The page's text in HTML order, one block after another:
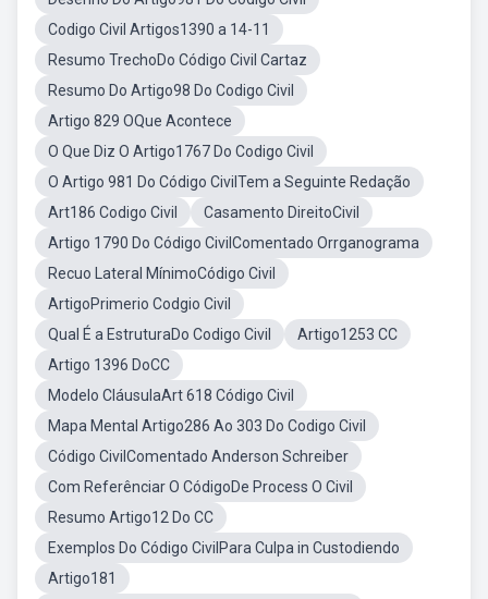
Codigo Civil Artigos1390 a 14-11
Resumo TrechoDo Código Civil Cartaz
Resumo Do Artigo98 Do Codigo Civil
Artigo 829 OQue Acontece
O Que Diz O Artigo1767 Do Codigo Civil
O Artigo 981 Do Código CivilTem a Seguinte Redação
Art186 Codigo Civil
Casamento DireitoCivil
Artigo 1790 Do Código CivilComentado Orrganograma
Recuo Lateral MínimoCódigo Civil
ArtigoPrimerio Codgio Civil
Qual É a EstruturaDo Codigo Civil
Artigo1253 CC
Artigo 1396 DoCC
Modelo CláusulaArt 618 Código Civil
Mapa Mental Artigo286 Ao 303 Do Codigo Civil
Código CivilComentado Anderson Schreiber
Com Referênciar O CódigoDe Process O Civil
Resumo Artigo12 Do CC
Exemplos Do Código CivilPara Culpa in Custodiendo
Artigo181